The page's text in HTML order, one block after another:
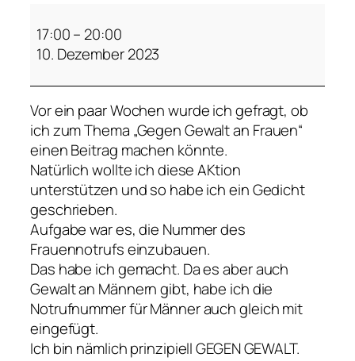
u
t
e
l
l
u
n
g
G
E
G
E
N
G
E
17:00– 20:00
10. Dezember 2023
Vor ein paar Wochen wurde ich gefragt, ob
ich zum Thema „Gegen Gewalt an Frauen“
einen Beitrag machen könnte.
Natürlich wollte ich diese AKtion
unterstützen und so habe ich ein Gedicht
geschrieben.
Aufgabe war es, die Nummer des
Frauennotrufs einzubauen.
Das habe ich gemacht. Da es aber auch
Gewalt an Männern gibt, habe ich die
Notrufnummer für Männer auch gleich mit
eingefügt.
Ich bin nämlich prinzipiell GEGEN GEWALT.